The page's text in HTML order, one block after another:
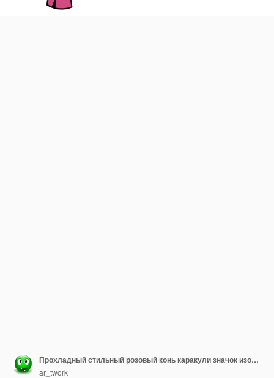
Прохладный стильный розовый конь каракули значок изображения каваи
ar_twork